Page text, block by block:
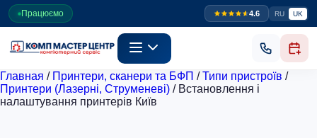
Працюємо 4.6 RU UK
Главная / Принтери, сканери та БФП / Типи пристроїв /
Принтери (Лазерні, Струменеві) / Встановлення і
налаштування принтерів Київ